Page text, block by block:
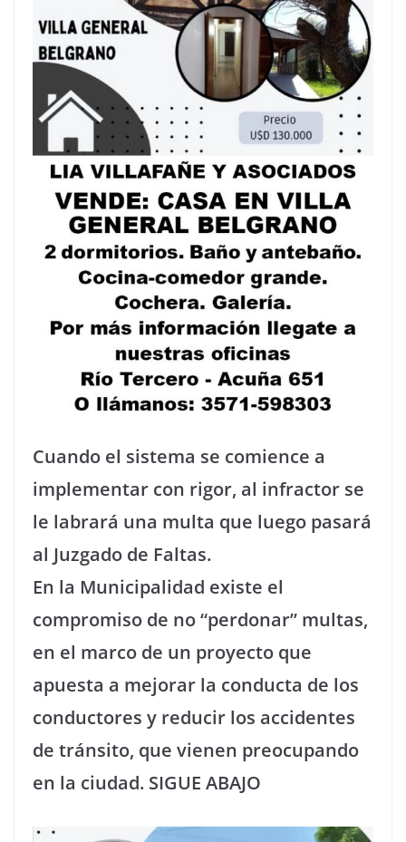
Cuando el sistema se comience a
implementar con rigor, al infractor se
le labrará una multa que luego pasará
al Juzgado de Faltas.
En la Municipalidad existe el
compromiso de no “perdonar” multas,
en el marco de un proyecto que
apuesta a mejorar la conducta de los
conductores y reducir los accidentes
de tránsito, que vienen preocupando
en la ciudad. SIGUE ABAJO